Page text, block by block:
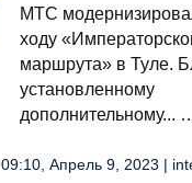
МТС
ходу
маршрута» в Туле.
установленному
дополнительному...
09:10, Апрель 9, 2023 |